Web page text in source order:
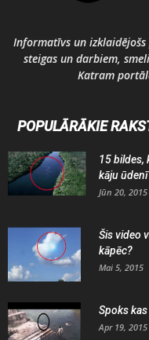
Informatīvs un
steigas un darbiem,
Katram
POPULĀRĀKIE
15 bildes,
kāju ūdenī
Jūn 20, 2015
Šis video
kāpēc?
Mai 5, 2015
Spoks
Apr 19, 2015